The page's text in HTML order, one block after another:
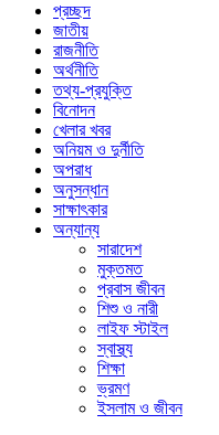
প্রচ্ছদ
জাতীয়
রাজনীতি
অর্থনীতি
তথ্য-প্রযুক্তি
বিনোদন
খেলার খবর
অনিয়ম ও দুর্নীতি
অপরাধ
অনুসন্ধান
সাক্ষাৎকার
অন্যান্য
সারাদেশ
মুক্তমত
প্রবাস জীবন
শিশু ও নারী
লাইফ স্টাইল
স্বাস্থ্য
শিক্ষা
ভ্রমণ
ইসলাম ও জীবন